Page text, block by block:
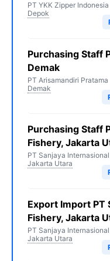
PT YKK Zipper Indonesia
Depok
Purchasing Staff
Demak
PT Arisamandiri Pratama
Demak
Purchasing Staff
Fishery, Jakarta
PT Sanjaya
Jakarta Utara
Export Import PT
Fishery, Jakarta
PT Sanjaya
Jakarta Utara